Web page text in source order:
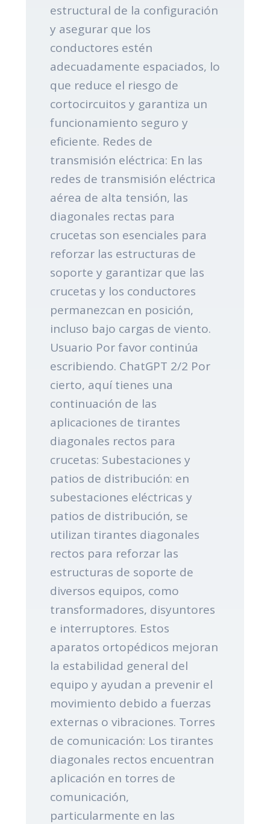
estructural de la configuración
y asegurar que los
conductores estén
adecuadamente espaciados, lo
que reduce el riesgo de
cortocircuitos y garantiza un
funcionamiento seguro y
eficiente. Redes de
transmisión eléctrica: En las
redes de transmisión eléctrica
aérea de alta tensión, las
diagonales rectas para
crucetas son esenciales para
reforzar las estructuras de
soporte y garantizar que las
crucetas y los conductores
permanezcan en posición,
incluso bajo cargas de viento.
Usuario Por favor continúa
escribiendo. ChatGPT 2/2 Por
cierto, aquí tienes una
continuación de las
aplicaciones de tirantes
diagonales rectos para
crucetas: Subestaciones y
patios de distribución: en
subestaciones eléctricas y
patios de distribución, se
utilizan tirantes diagonales
rectos para reforzar las
estructuras de soporte de
diversos equipos, como
transformadores, disyuntores
e interruptores. Estos
aparatos ortopédicos mejoran
la estabilidad general del
equipo y ayudan a prevenir el
movimiento debido a fuerzas
externas o vibraciones. Torres
de comunicación: Los tirantes
diagonales rectos encuentran
aplicación en torres de
comunicación,
particularmente en las